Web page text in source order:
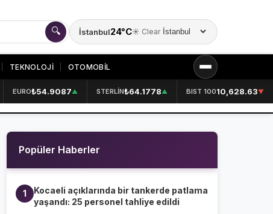
🔍 İstanbul24°C☀️ Clear
Şehir seçin
TEKNOLOJİ OTOMOBİL
KURUMSAL
EURO₺54.9087▲ STERLİN₺64.1778▲ BIST 10010,628.63▼
Popüler Haberler
1
Kocaeli açıklarında bir tankerde patlama
yaşandı: 25 personel tahliye edildi